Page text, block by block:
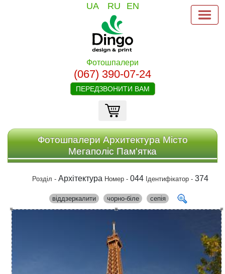
UA RU EN
Фотошпалери
(067) 390-07-24
ПЕРЕДЗВОНИТИ ВАМ
Фотошпалери Архитектура Місто
Мегаполіс Пам'ятка
Розділ -Архітектура Номер -044 Ідентифікатор -374
віддзеркалити чорно-біле сепія